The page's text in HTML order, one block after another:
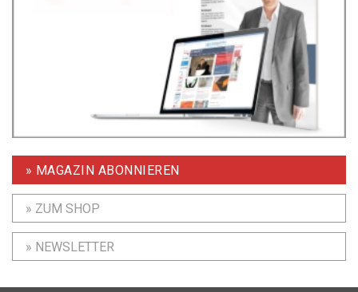
» MAGAZIN ABONNIEREN
» ZUM SHOP
» NEWSLETTER